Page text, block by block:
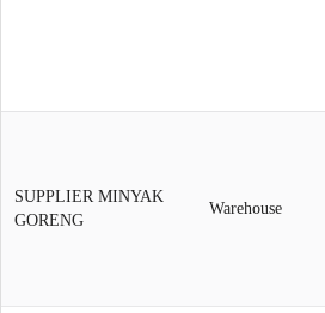
SUPPLIER MINYAK
GORENG
Warehouse